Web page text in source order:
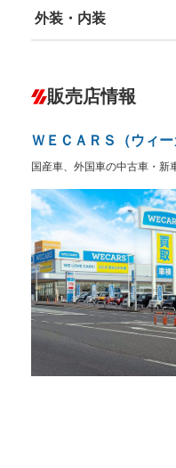
エアバッグ：運転席/助手
－ ダウンヒルアシストコン
Bluetooth接続
外装・内装
－ オーディオ
－
ー
LEDヘッドランプ
ETC
－ ランフラットタイヤ
－ フルフラットシート
シートヒーター
フロントカメラ
販売店情報
ＷＥＣＡＲＳ（ウィ
国産車、外国車の中古車・新